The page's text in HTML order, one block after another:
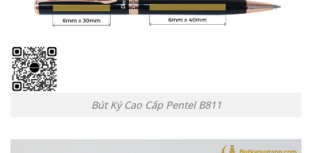
Bút Ký Cao Cấp Pentel B811